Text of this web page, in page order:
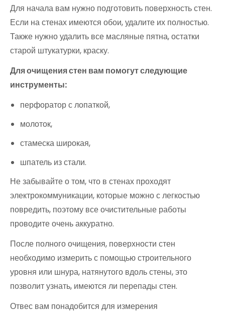
Для начала вам нужно подготовить поверхность стен.
Если на стенах имеются обои, удалите их полностью.
Также нужно удалить все масляные пятна, остатки
старой штукатурки, краску.
Для очищения стен вам помогут следующие
инструменты:
перфоратор с лопаткой,
молоток,
стамеска широкая,
шпатель из стали.
Не забывайте о том, что в стенах проходят
электрокоммуникации, которые можно с легкостью
повредить, поэтому все очистительные работы
проводите очень аккуратно.
После полного очищения, поверхности стен
необходимо измерить с помощью строительного
уровня или шнура, натянутого вдоль стены, это
позволит узнать, имеются ли перепады стен.
Отвес вам понадобится для измерения